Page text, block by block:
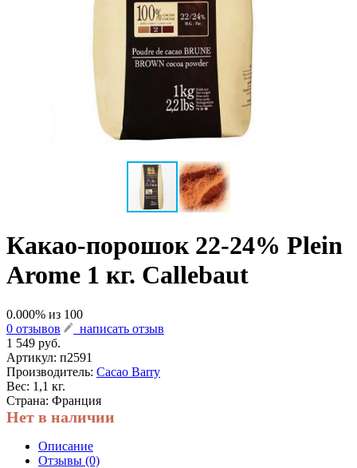
Какао-порошок 22-24% Plein
Arome 1 кг. Callebaut
0.000% из 100
0 отзывов
написать отзыв
1 549 руб.
Артикул: п2591
Производитель: Cacao Barry
Вес: 1,1 кг.
Страна: Франция
Нет в наличии
Описание
Отзывы (0)